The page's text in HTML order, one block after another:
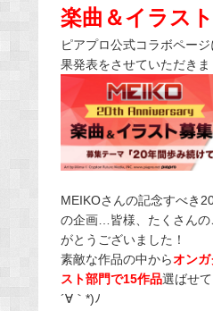
o
楽曲＆イラスト
ピアプロ公式コラボペー
果発表をさせていただき
MEIKOさんの記念すべき
の企画…皆様、たくさんの
がとうございました！
素敵な作品の中からオン
スト部門で15作品選ばせ
´∀｀*)ﾉ